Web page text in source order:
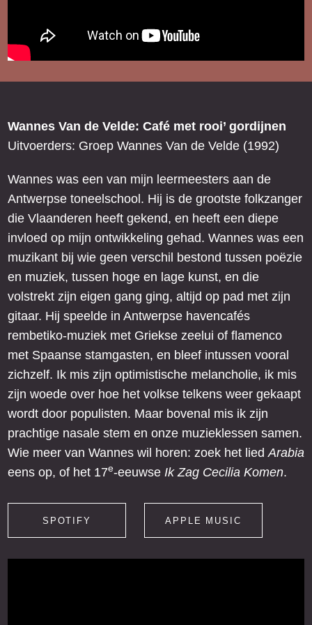
Wannes Van de Velde: Café met rooi’ gordijnen
Uitvoerders: Groep Wannes Van de Velde (1992)
Wannes was een van mijn leermeesters aan de
Antwerpse toneelschool. Hij is de grootste folkzanger
die Vlaanderen heeft gekend, en heeft een diepe
invloed op mijn ontwikkeling gehad. Wannes was een
muzikant bij wie geen verschil bestond tussen poëzie
en muziek, tussen hoge en lage kunst, en die
volstrekt zijn eigen gang ging, altijd op pad met zijn
gitaar. Hij speelde in Antwerpse havencafés
rembetiko-muziek met Griekse zeelui of flamenco
met Spaanse stamgasten, en bleef intussen vooral
zichzelf. Ik mis zijn optimistische melancholie, ik mis
zijn woede over hoe het volkse telkens weer gekaapt
wordt door populisten. Maar bovenal mis ik zijn
prachtige nasale stem en onze muzieklessen samen.
Wie meer van Wannes wil horen: zoek het liedArabia
eens op, of het 17e-eeuwse Ik Zag Cecilia Komen.
SPOTIFY APPLE MUSIC